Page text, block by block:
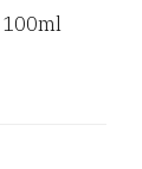
100ml